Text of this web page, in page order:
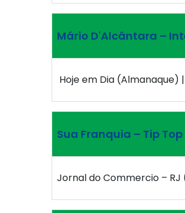
Mário D'Alcântara –
Hoje em Dia (Almanaque)
Sua Franquia – Tip
Jornal do Commercio – RJ